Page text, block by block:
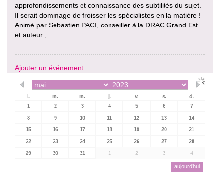
approfondissements et connaissance des subtilités du sujet.
Il serait dommage de froisser les spécialistes en la matière !
Animé par Sébastien PACI, conseiller à la DRAC Grand Est
et auteur ; ……
Ajouter un événement
l. m. m. j. v. s.
d.
1
2 3 4 5 6
7
8
9 10 11 12 13
14
15
16 17 18 19 20
21
22
23 24 25 26 27
28
29
30 31 1 2 3 4
aujourd’hui